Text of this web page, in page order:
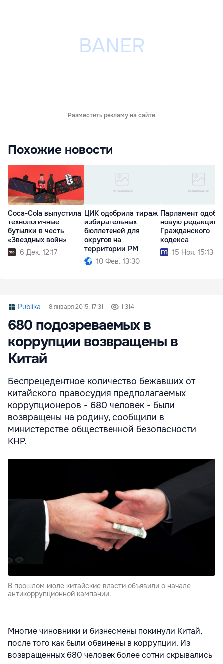
Разместить рекламу на сайте
Похожие новости
Coca-Cola выпустила
технологичные
бутылки в честь
«Звездных войн»
6 Дек. 12:17
ЦИК одобрила тираж
избирательных
бюллетеней для
округов на
территории РМ
10 Фев. 13:30
Парламент
новую редакцию
Гражданского
кодекса
15 Ноя. 15:13
Publika 8 января 2015, 17:31 1 314
680 подозреваемых в
коррупции возвращены в
Китай
Беспрецедентное количество бежавших от
китайского правосудия предполагаемых
коррупционеров - 680 человек - были
возвращены на родину, сообщили в
министерстве общественной безопасности
КНР.
В прошлом июле китайские власти объявили о начале
антикоррупционной кампании.
Многие чиновники и бизнесмены покинули Китай,
после того как были обвинены в коррупции. Из
возвращенных 680 человек более сотни скрывались